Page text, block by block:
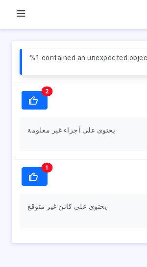
%1 contained an unexpected
2
يحتوى على أجزاء غير معلومة
1
يحتوي على كائن غير متوقع